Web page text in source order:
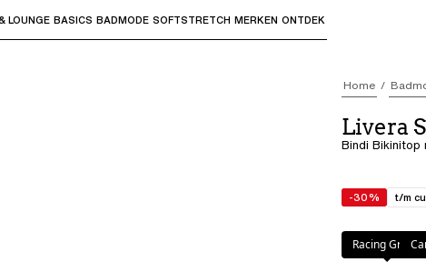
te openen en "Pijl omhoog" of "Escape" om terug
LOUNGE BASICS BADMODE SOFTSTRETCH MERKEN ONTDEK
Home
Livera
Bindi Bikinitop
-30% t/m
Kleur: Orange
Racing Green